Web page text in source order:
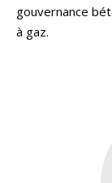
gouvernance
à gaz.